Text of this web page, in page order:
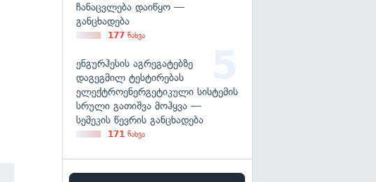
ჩანაცვლება დაიწყო —
განცხადება
177 ნახვა
ენგურჰესის აგრეგატებზე
დაგეგმილ ტესტირებას
ელექტროენერგეტიკული სისტემის
სრული გათიშვა მოჰყვა —
სემეკის წევრის განცხადება
171 ნახვა